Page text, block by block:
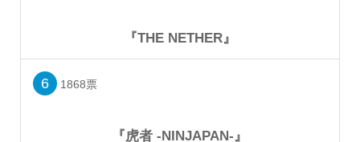
『THE NETHER』
6 1868票
『虎者 -NINJAPAN-』